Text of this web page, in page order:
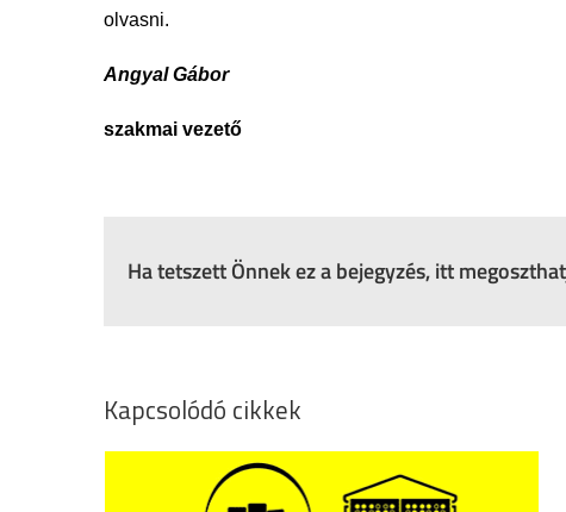
olvasni.
Angyal Gábor
szakmai vezető
Ha tetszett Önnek ez a bejegyzés, itt
Kapcsolódó cikkek